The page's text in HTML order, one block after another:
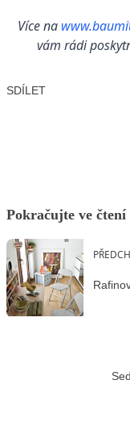
Více na
vám rádi
SDÍLET
Pokračujte ve čtení